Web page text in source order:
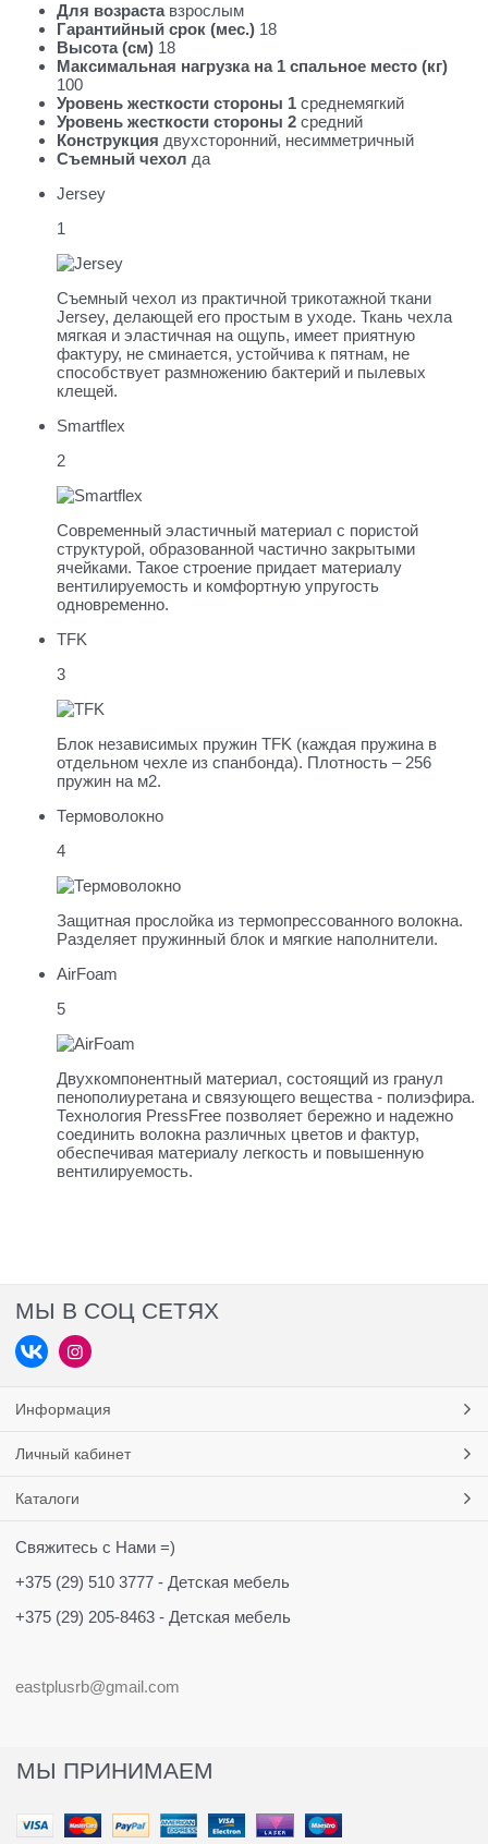
Для возраставзрослым
Гарантийный срок (мес.) 18
Высота (см) 18
Максимальная нагрузка на 1 спальное место (кг)
100
Уровень жесткости стороны 1 среднемягкий
Уровень жесткости стороны 2 средний
Конструкция двухсторонний, несимметричный
Съемный чехол да
Jersey
1
Съемный чехол из практичной трикотажной ткани
Jersey, делающей его простым в уходе. Ткань чехла
мягкая и эластичная на ощупь, имеет приятную
фактуру, не сминается, устойчива к пятнам, не
способствует размножению бактерий и пылевых
клещей.
Smartflex
2
Современный эластичный материал с пористой
структурой, образованной частично закрытыми
ячейками. Такое строение придает материалу
вентилируемость и комфортную упругость
одновременно.
TFK
3
Блок независимых пружин TFK (каждая пружина в
отдельном чехле из спанбонда). Плотность – 256
пружин на м2.
Термоволокно
4
Защитная прослойка из термопресcованного волокна.
Разделяет пружинный блок и мягкие наполнители.
AirFoam
5
Двухкомпонентный материал, состоящий из гранул
пенополиуретана и связующего вещества - полиэфира.
Технология PressFree позволяет бережно и надежно
соединить волокна различных цветов и фактур,
обеспечивая материалу легкость и повышенную
вентилируемость.
МЫ В СОЦ СЕТЯХ
Информация
Личный кабинет
Каталоги
Свяжитесь с Нами =)
+375 (29) 510 3777 - Детская мебель
+375 (29) 205-8463 - Детская мебель
eastplusrb@gmail.com
МЫ ПРИНИМАЕМ